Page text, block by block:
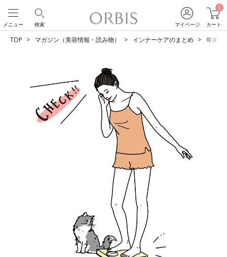
マイページ
0
カート
検索
メニュー
TOP マガジン（美容情報・読み物） インナーケアのまとめ 年末年